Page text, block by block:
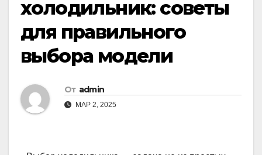
холодильник: советы
для правильного
выбора модели
От admin
МАР 2, 2025